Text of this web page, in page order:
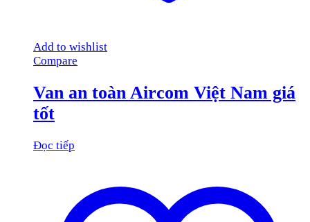
Add to wishlist
Compare
Van an toàn Aircom Việt Nam giá
tốt
Đọc tiếp